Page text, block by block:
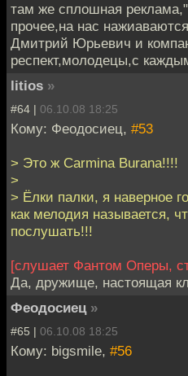
там же сплошная
прочее,на нас
Дмитрий Юрьевич и
респект,молодецы,с
litios »
#64 | 06.10.08 18:25
Кому: Феодосиец, #53
> Это ж Carmina Burana!!!!
>
> Ёлки палки, я наверное
как мелодия называется,
послушать!!!
[слушает Фантом Оперы,
Да, дружище, настоящая
Феодосиец »
#65 | 06.10.08 18:25
Кому: bigsmile, #56